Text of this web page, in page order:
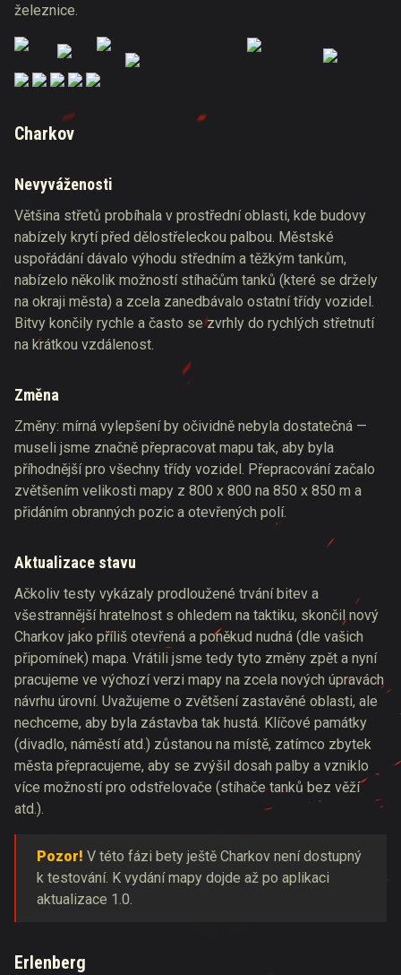
železnice.
Charkov
Nevyváženosti
Většina střetů probíhala v prostřední oblasti, kde budovy
nabízely krytí před dělostřeleckou palbou. Městské
uspořádání dávalo výhodu středním a těžkým tankům,
nabízelo několik možností stíhačům tanků (které se držely
na okraji města) a zcela zanedbávalo ostatní třídy vozidel.
Bitvy končily rychle a často se zvrhly do rychlých střetnutí
na krátkou vzdálenost.
Změna
Změny: mírná vylepšení by očividně nebyla dostatečná —
museli jsme značně přepracovat mapu tak, aby byla
příhodnější pro všechny třídy vozidel. Přepracování začalo
zvětšením velikosti mapy z 800 x 800 na 850 x 850 m a
přidáním obranných pozic a otevřených polí.
Aktualizace stavu
Ačkoliv testy vykázaly prodloužené trvání bitev a
všestrannější hratelnost s ohledem na taktiku, skončil nový
Charkov jako příliš otevřená a poněkud nudná (dle vašich
připomínek) mapa. Vrátili jsme tedy tyto změny zpět a nyní
pracujeme ve výchozí verzi mapy na zcela nových úpravách
návrhu úrovní. Uvažujeme o zvětšení zastavěné oblasti, ale
nechceme, aby byla zástavba tak hustá. Klíčové památky
(divadlo, náměstí atd.) zůstanou na místě, zatímco zbytek
města přepracujeme, aby se zvýšil dosah palby a vzniklo
více možností pro odstřelovače (stíhače tanků bez věží
atd.).
Pozor! V této fázi bety ještě Charkov není dostupný
k testování. K vydání mapy dojde až po aplikaci
aktualizace 1.0.
Erlenberg